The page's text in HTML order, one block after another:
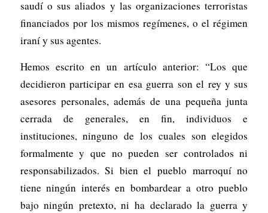
saudí o sus aliados y las organizaciones terroristas
financiados por los mismos regímenes, o el régimen
iraní y sus agentes.
Hemos escrito en un artículo anterior: “Los que
decidieron participar en esa guerra son el rey y sus
asesores personales, además de una pequeña junta
cerrada de generales, en fin, individuos e
instituciones, ninguno de los cuales son elegidos
formalmente y que no pueden ser controlados ni
responsabilizados. Si bien el pueblo marroquí no
tiene ningún interés en bombardear a otro pueblo
bajo ningún pretexto, ni ha declarado la guerra y